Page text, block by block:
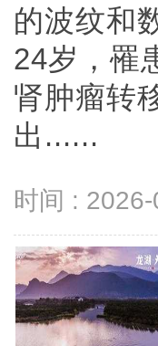
的波纹和
24岁，罹
肾肿瘤转
出......
时间 : 2026-